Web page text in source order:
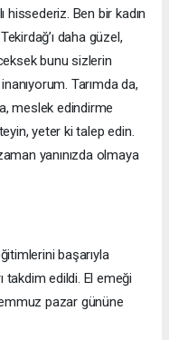
hissederiz. Ben bir kadın
daha güzel,
bunu sizlerin
Tarımda da,
meslek edindirme
yeter ki talep edin.
yanınızda olmaya
başarıyla
edildi. El emeği
pazar gününe